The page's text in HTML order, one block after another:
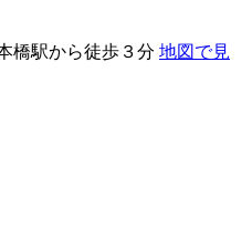
橋駅から徒歩３分 地図で見